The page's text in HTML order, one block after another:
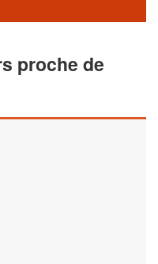
proche de